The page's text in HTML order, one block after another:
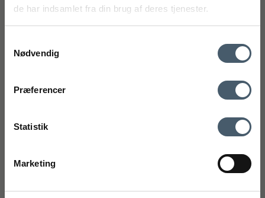
de har indsamlet fra din brug af deres tjenester.
Nødvendig
Præferencer
Statistik
Marketing
Viborg
St. Sct. Peder Stræde 16
(Google Maps)
75 89 33 95
Webshop kundeservice
markedsføring med gode tilbud og inspiration. Du kan altid trække dit
samtykke tilbage. Med dit samtykke accepterer du desuden vores